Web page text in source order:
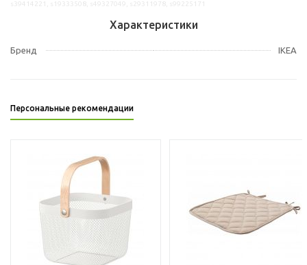
Характеристики
Бренд IKEA
Персональные рекомендации